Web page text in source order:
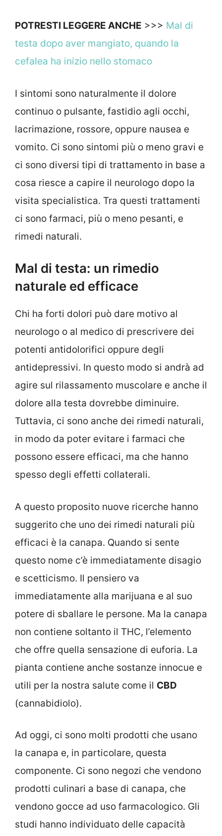
POTRESTI LEGGERE ANCHE >>> Mal di
testa dopo aver mangiato, quando la
cefalea ha inizio nello stomaco
I sintomi sono naturalmente il dolore
continuo o pulsante, fastidio agli occhi,
lacrimazione, rossore, oppure nausea e
vomito. Ci sono sintomi più o meno gravi e
ci sono diversi tipi di trattamento in base a
cosa riesce a capire il neurologo dopo la
visita specialistica. Tra questi trattamenti
ci sono farmaci, più o meno pesanti, e
rimedi naturali.
Mal di testa: un rimedio
naturale ed efficace
Chi ha forti dolori può dare motivo al
neurologo o al medico di prescrivere dei
potenti antidolorifici oppure degli
antidepressivi. In questo modo si andrà ad
agire sul rilassamento muscolare e anche il
dolore alla testa dovrebbe diminuire.
Tuttavia, ci sono anche dei rimedi naturali,
in modo da poter evitare i farmaci che
possono essere efficaci, ma che hanno
spesso degli effetti collaterali.
A questo proposito nuove ricerche hanno
suggerito che uno dei rimedi naturali più
efficaci è la canapa. Quando si sente
questo nome c’è immediatamente disagio
e scetticismo. Il pensiero va
immediatamente alla marijuana e al suo
potere di sballare le persone. Ma la canapa
non contiene soltanto il THC, l’elemento
che offre quella sensazione di euforia. La
pianta contiene anche sostanze innocue e
utili per la nostra salute come il CBD
(cannabidiolo).
Ad oggi, ci sono molti prodotti che usano
la canapa e, in particolare, questa
componente. Ci sono negozi che vendono
prodotti culinari a base di canapa, che
vendono gocce ad uso farmacologico. Gli
studi hanno individuato delle capacità